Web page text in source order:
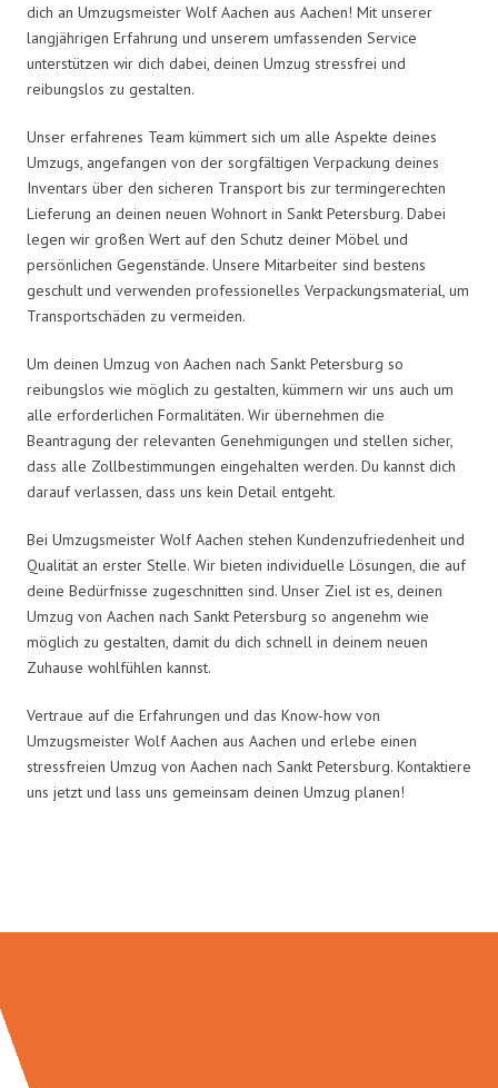
dich an Umzugsmeister Wolf Aachen aus Aachen! Mit unserer
langjährigen Erfahrung und unserem umfassenden Service
unterstützen wir dich dabei, deinen Umzug stressfrei und
reibungslos zu gestalten.
Unser erfahrenes Team kümmert sich um alle Aspekte deines
Umzugs, angefangen von der sorgfältigen Verpackung deines
Inventars über den sicheren Transport bis zur termingerechten
Lieferung an deinen neuen Wohnort in Sankt Petersburg. Dabei
legen wir großen Wert auf den Schutz deiner Möbel und
persönlichen Gegenstände. Unsere Mitarbeiter sind bestens
geschult und verwenden professionelles Verpackungsmaterial, um
Transportschäden zu vermeiden.
Um deinen Umzug von Aachen nach Sankt Petersburg so
reibungslos wie möglich zu gestalten, kümmern wir uns auch um
alle erforderlichen Formalitäten. Wir übernehmen die
Beantragung der relevanten Genehmigungen und stellen sicher,
dass alle Zollbestimmungen eingehalten werden. Du kannst dich
darauf verlassen, dass uns kein Detail entgeht.
Bei Umzugsmeister Wolf Aachen stehen Kundenzufriedenheit und
Qualität an erster Stelle. Wir bieten individuelle Lösungen, die auf
deine Bedürfnisse zugeschnitten sind. Unser Ziel ist es, deinen
Umzug von Aachen nach Sankt Petersburg so angenehm wie
möglich zu gestalten, damit du dich schnell in deinem neuen
Zuhause wohlfühlen kannst.
Vertraue auf die Erfahrungen und das Know-how von
Umzugsmeister Wolf Aachen aus Aachen und erlebe einen
stressfreien Umzug von Aachen nach Sankt Petersburg. Kontaktiere
uns jetzt und lass uns gemeinsam deinen Umzug planen!